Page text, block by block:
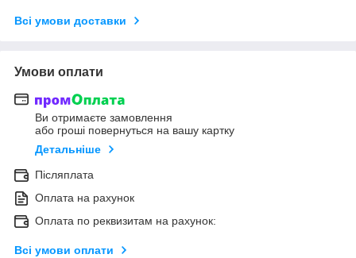
Всі умови доставки
Умови оплати
Ви отримаєте замовлення
або гроші повернуться на вашу картку
Детальніше
Післяплата
Оплата на рахунок
Оплата по реквизитам на рахунок:
Всі умови оплати